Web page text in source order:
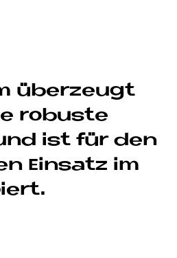
über­zeu­gt
ro­bu­ste
ist für den
Ein­sa­tz im